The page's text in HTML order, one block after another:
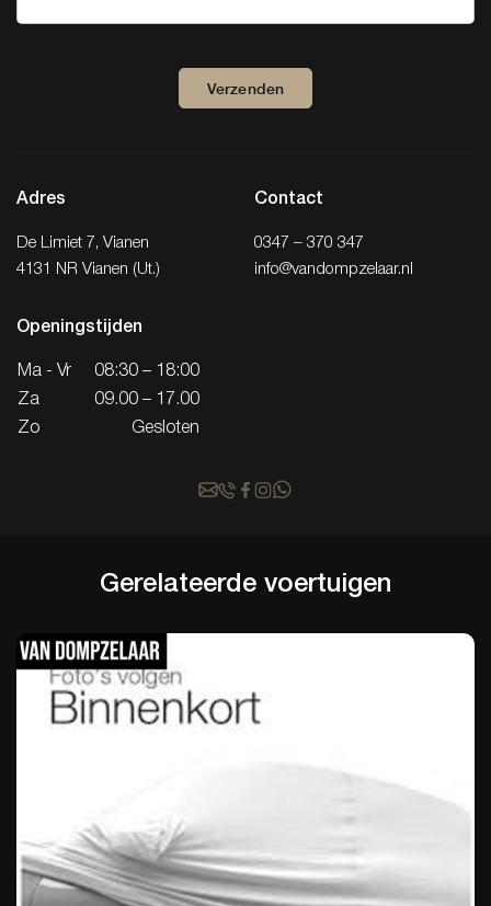
Verzenden
Adres
De Limiet 7, Vianen
4131 NR Vianen (Ut.)
Contact
0347 – 370 347
info@vandompzelaar.nl
Openingstijden
Ma - Vr
08:30 – 18:00
Za
09.00 – 17.00
Zo
Gesloten
Gerelateerde voertuigen